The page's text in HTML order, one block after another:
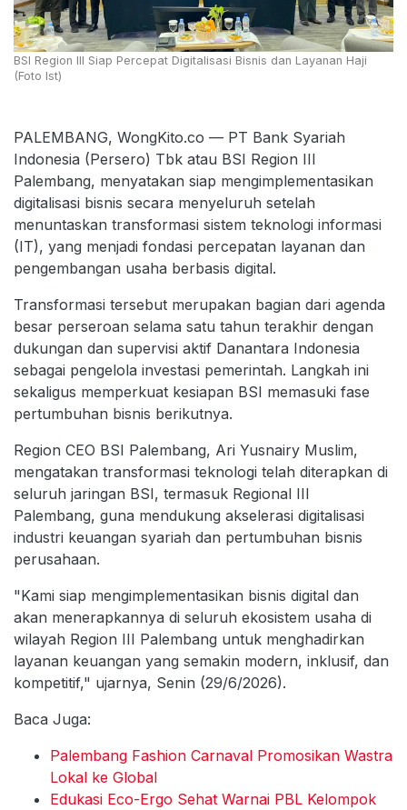
BSI Region III Siap Percepat Digitalisasi Bisnis dan Layanan Haji
(Foto Ist)
PALEMBANG, WongKito.co — PT Bank Syariah
Indonesia (Persero) Tbk atau BSI Region III
Palembang, menyatakan siap mengimplementasikan
digitalisasi bisnis secara menyeluruh setelah
menuntaskan transformasi sistem teknologi informasi
(IT), yang menjadi fondasi percepatan layanan dan
pengembangan usaha berbasis digital.
Transformasi tersebut merupakan bagian dari agenda
besar perseroan selama satu tahun terakhir dengan
dukungan dan supervisi aktif Danantara Indonesia
sebagai pengelola investasi pemerintah. Langkah ini
sekaligus memperkuat kesiapan BSI memasuki fase
pertumbuhan bisnis berikutnya.
Region CEO BSI Palembang, Ari Yusnairy Muslim,
mengatakan transformasi teknologi telah diterapkan di
seluruh jaringan BSI, termasuk Regional III
Palembang, guna mendukung akselerasi digitalisasi
industri keuangan syariah dan pertumbuhan bisnis
perusahaan.
"Kami siap mengimplementasikan bisnis digital dan
akan menerapkannya di seluruh ekosistem usaha di
wilayah Region III Palembang untuk menghadirkan
layanan keuangan yang semakin modern, inklusif, dan
kompetitif," ujarnya, Senin (29/6/2026).
Baca Juga:
Palembang Fashion Carnaval Promosikan Wastra
Lokal ke Global
Edukasi Eco-Ergo Sehat Warnai PBL Kelompok